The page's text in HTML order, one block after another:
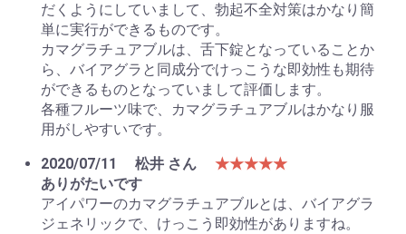
だくようにしていまして、勃起不全対策はかなり簡
単に実行ができるものです。
カマグラチュアブルは、舌下錠となっていることか
ら、バイアグラと同成分でけっこうな即効性も期待
ができるものとなっていまして評価します。
各種フルーツ味で、カマグラチュアブルはかなり服
用がしやすいです。
2020/07/11
松井 さん
★★★★★
ありがたいです
アイパワーのカマグラチュアブルとは、バイアグラ
ジェネリックで、けっこう即効性がありますね。